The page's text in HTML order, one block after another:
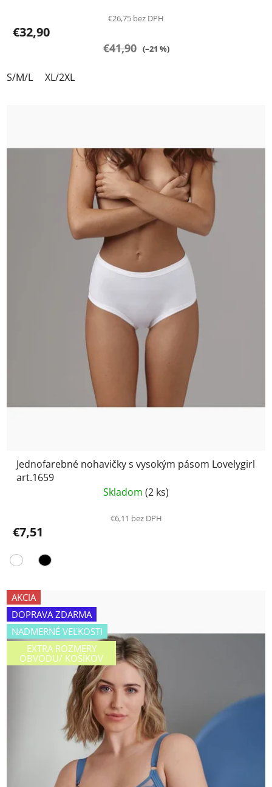
€26,75 bez DPH
€32,90
€41,90 (–21 %)
S/M/L XL/2XL
Jednofarebné nohavičky s vysokým pásom Lovelygirl
art.1659
Skladom (2 ks)
€6,11 bez DPH
€7,51
AKCIA
DOPRAVA ZDARMA
NADMERNÉ VEĽKOSTI
EXTRA ROZMERY
OBVODU/ KOŠÍKOV